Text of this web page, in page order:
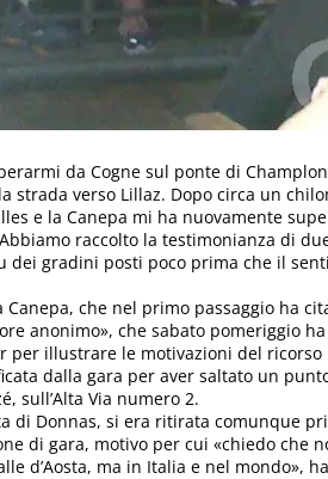
da Cogne sul ponte di
strada verso Lillaz. Dopo circa un
e la Canepa mi ha nuovamente
raccolto la testimonianza di
dei gradini posti poco prima che il
Canepa, che nel primo passaggio ha
anonimo», che sabato pomeriggio
per illustrare le motivazioni del
dalla gara per aver saltato un
sull’Alta Via numero 2.
di Donnas, si era ritirata comunque
di gara, motivo per cui «chiedo che
d’Aosta, ma in Italia e nel mondo»,